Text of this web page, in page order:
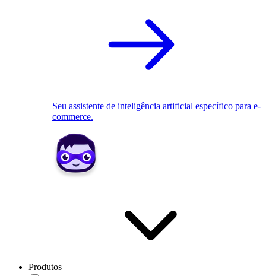
Seu assistente de inteligência artificial específico para e-
commerce.
Produtos